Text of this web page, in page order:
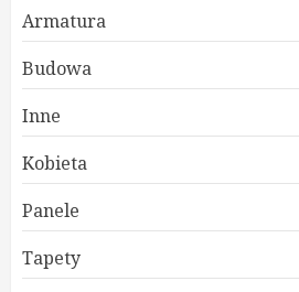
Armatura
Budowa
Inne
Kobieta
Panele
Tapety